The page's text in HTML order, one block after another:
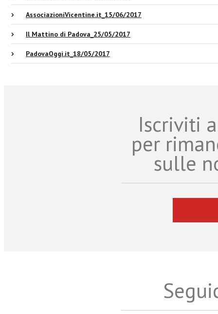
AssociazioniVicentine.it_15/06/2017
Il Mattino di Padova_25/05/2017
PadovaOggi.it_18/05/2017
Iscriviti
per
sulle